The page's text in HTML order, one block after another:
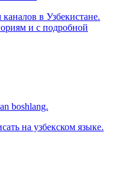
в Узбекистане.
и с подробной
boshlang.
на узбекском языке.